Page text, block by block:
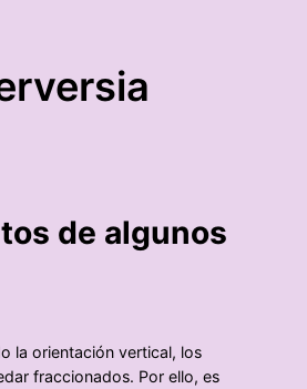
de algunos
la orientación vertical, los
fraccionados. Por ello, es